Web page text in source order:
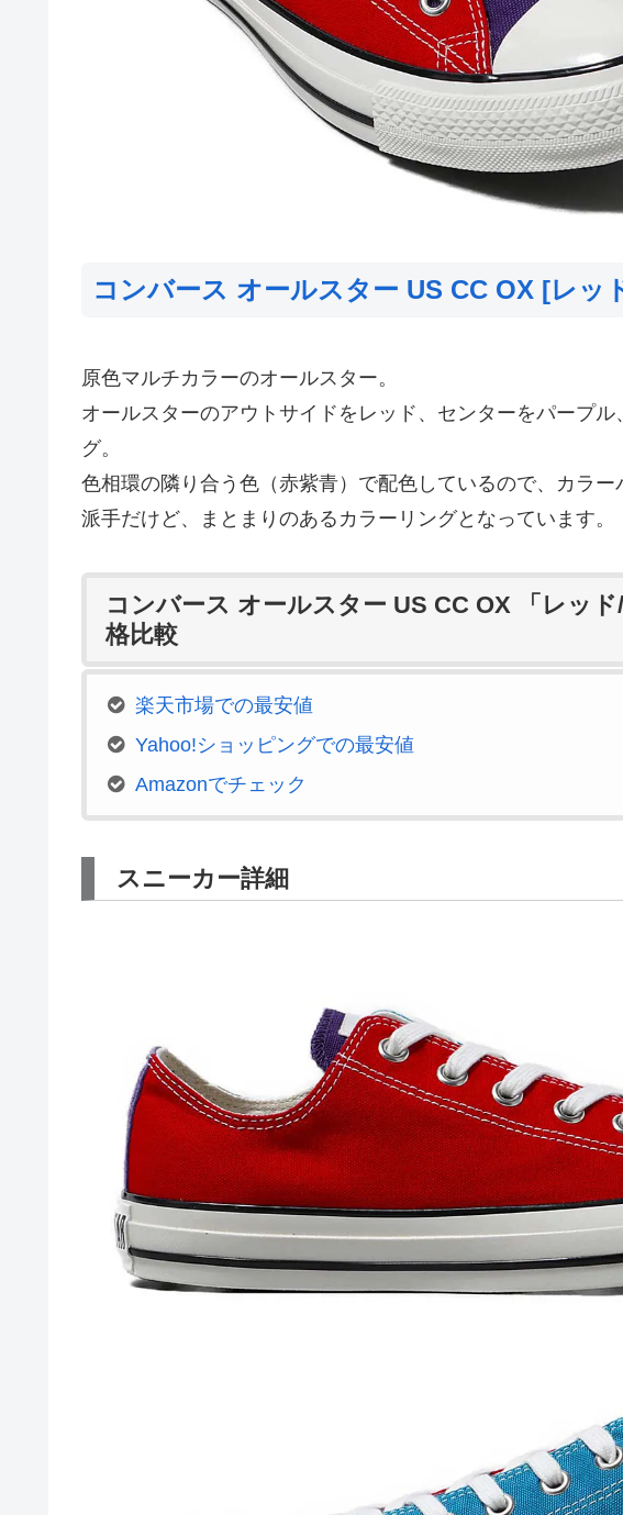
コンバース オールスター US CC OX [レッ
原色マルチカラーのオールスター。
オールスターのアウトサイドをレッド、センターをパープ
グ。
色相環の隣り合う色（赤紫青）で配色しているので、カラー
派手だけど、まとまりのあるカラーリングとなっています。
コンバース オールスター US CC OX 「レッ
格比較
楽天市場での最安値
Yahoo!ショッピングでの最安値
Amazonでチェック
スニーカー詳細